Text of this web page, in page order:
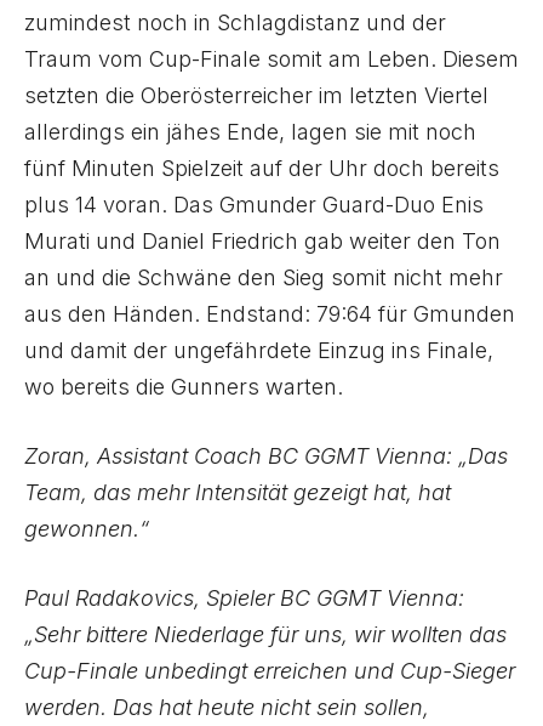
zumindest noch in Schlagdistanz und der
Traum vom Cup-Finale somit am Leben. Diesem
setzten die Oberösterreicher im letzten Viertel
allerdings ein jähes Ende, lagen sie mit noch
fünf Minuten Spielzeit auf der Uhr doch bereits
plus 14 voran. Das Gmunder Guard-Duo Enis
Murati und Daniel Friedrich gab weiter den Ton
an und die Schwäne den Sieg somit nicht mehr
aus den Händen. Endstand: 79:64 für Gmunden
und damit der ungefährdete Einzug ins Finale,
wo bereits die Gunners warten.
Zoran, Assistant Coach BC GGMT Vienna: „Das
Team, das mehr Intensität gezeigt hat, hat
gewonnen.“
Paul Radakovics, Spieler BC GGMT Vienna:
„Sehr bittere Niederlage für uns, wir wollten das
Cup-Finale unbedingt erreichen und Cup-Sieger
werden. Das hat heute nicht sein sollen,